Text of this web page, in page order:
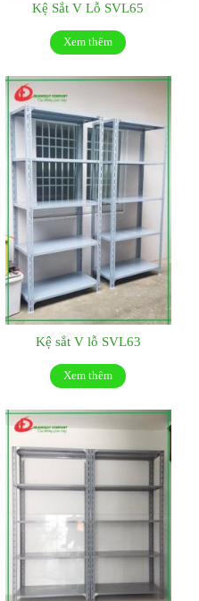
Kệ Sắt V Lỗ SVL65
Xem thêm
Kệ sắt V lỗ SVL63
Xem thêm